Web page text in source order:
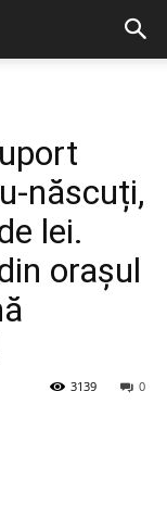
născuți,
lei.
orașul
0
3139